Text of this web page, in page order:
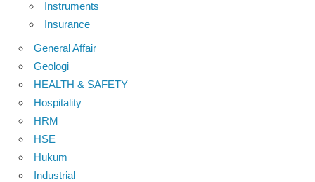
Instruments
Insurance
General Affair
Geologi
HEALTH & SAFETY
Hospitality
HRM
HSE
Hukum
Industrial